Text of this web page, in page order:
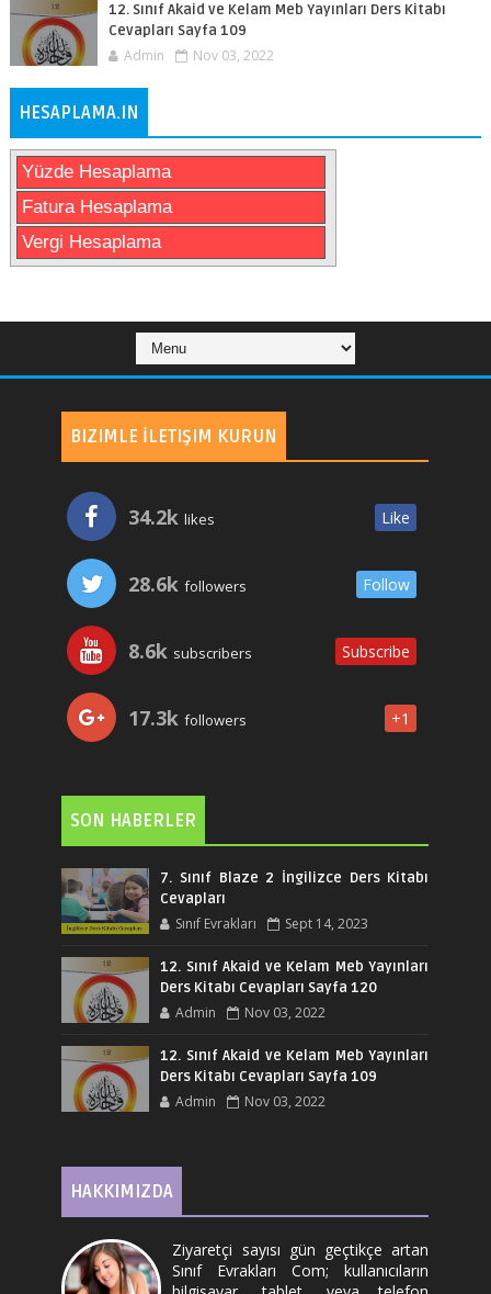
12. Sınıf Akaid ve Kelam Meb Yayınları Ders Kitabı
Cevapları Sayfa 109
Admin Nov 03, 2022
HESAPLAMA.IN
Yüzde Hesaplama
Fatura Hesaplama
Vergi Hesaplama
BIZIMLE İLETIŞIM KURUN
34.2k likes Like
28.6k followers Follow
8.6k subscribers Subscribe
17.3k followers +1
SON HABERLER
7. Sınıf Blaze 2 İngilizce Ders Kitabı
Cevapları
Sınıf Evrakları Sept 14, 2023
12. Sınıf Akaid ve Kelam Meb Yayınları
Ders Kitabı Cevapları Sayfa 120
Admin Nov 03, 2022
12. Sınıf Akaid ve Kelam Meb Yayınları
Ders Kitabı Cevapları Sayfa 109
Admin Nov 03, 2022
HAKKIMIZDA
Ziyaretçi sayısı gün geçtikçe artan
Sınıf Evrakları Com; kullanıcıların